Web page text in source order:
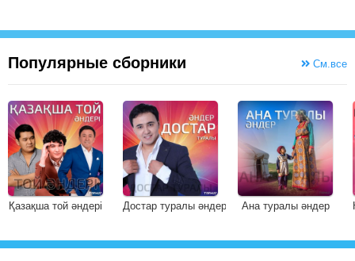
Популярные сборники См.все
Қазақша той әндері Достар туралы әндер Ана туралы әндер